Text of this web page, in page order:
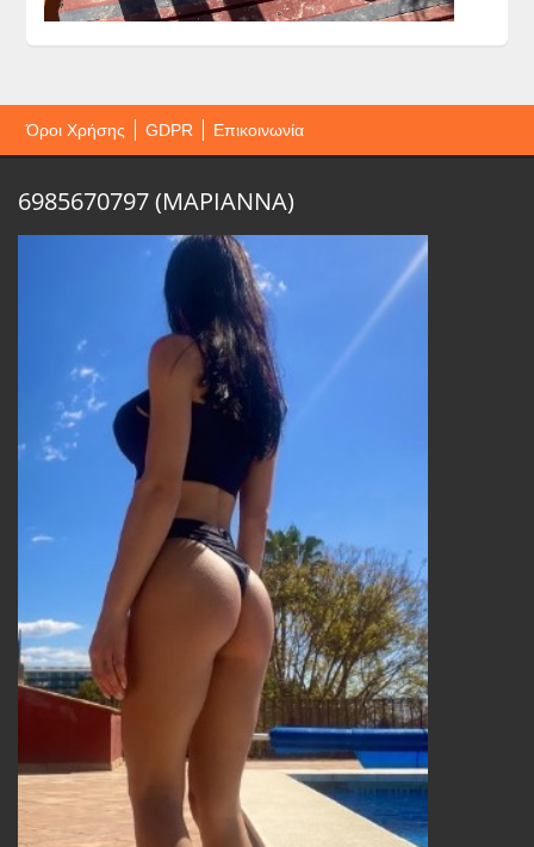
Όροι Χρήσης GDPR Επικοινωνία
6985670797 (ΜΑΡΙΑΝΝΑ)